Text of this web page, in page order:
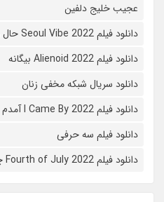
عجیب خلیج دلفین
دانلود فیلم Seoul Vibe 2022 حال و هوای سئول
دانلود فیلم Alienoid 2022 بیگانه
دانلود سریال شبکه مخفی زنان
دانلود فیلم I Came By 2022 آمدم
دانلود فیلم سه حرفی
دانلود فیلم Fourth of July 2022 چهارم جولای